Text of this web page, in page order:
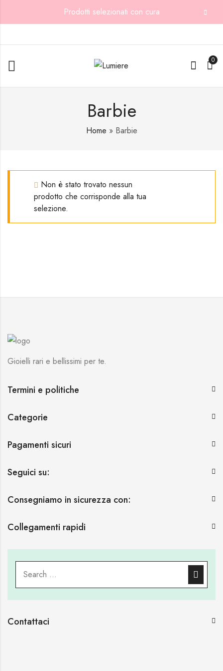
Prodotti selezionati con cura
0
Barbie
Home » Barbie
Non è stato trovato nessun
prodotto che corrisponde alla tua
selezione.
Gioielli rari e bellissimi per te.
Termini e politiche
Categorie
Pagamenti sicuri
Seguici su:
Consegniamo in sicurezza con:
Collegamenti rapidi
Contattaci